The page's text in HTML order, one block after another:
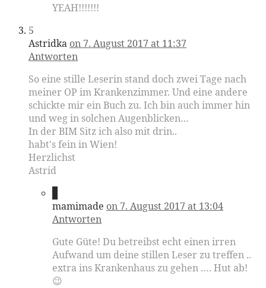
YEAH!!!!!!!
5
Astridka on 7. August 2017 at 11:37
Antworten
So eine stille Leserin stand doch zwei Tage nach
meiner OP im Krankenzimmer. Und eine andere
schickte mir ein Buch zu. Ich bin auch immer hin
und weg in solchen Augenblicken…
In der BIM Sitz ich also mit drin..
habt's fein in Wien!
Herzlichst
Astrid
mamimade on 7. August 2017 at 13:04
Antworten
Gute Güte! Du betreibst echt einen irren
Aufwand um deine stillen Leser zu treffen ..
extra ins Krankenhaus zu gehen …. Hut ab!
😉